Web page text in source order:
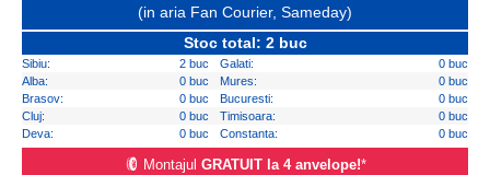
(in aria Fan Courier, Sameday)
Stoc total: 2 buc
Sibiu: 2 buc Galati:
0 buc
Alba:
0 buc Mures:
0 buc
Brasov:
0 buc Bucuresti:
0 buc
Cluj:
0 buc Timisoara:
0 buc
Deva:
0 buc Constanta: 0 buc
Montajul GRATUIT la 4 anvelope!*